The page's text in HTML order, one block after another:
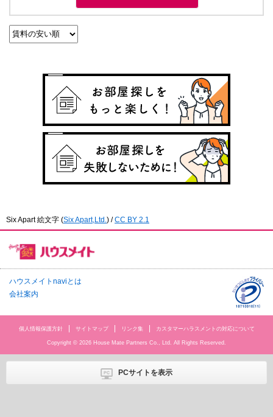
Six Apart 絵文字 (Six Apart,Ltd. ) /CC BY 2.1
ハウスメイトnaviとは
会社案内
個人情報保護方針 サイトマップ リンク集 カスタマーハラスメントの対応について
Copyright © 2026 House Mate Partners Co., Ltd. All Rights Reserved.
PCサイトを表示